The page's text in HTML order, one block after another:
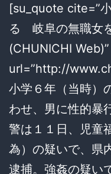
[su_quote cite=”
る 岐阜の無職女
(CHUNICHI Web)”
url=”http://
小学６年（当時）
わせ、男に性的暴
警は１１日、児童
為）の疑いで、県
逮捕。強姦の疑い